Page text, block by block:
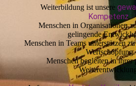
Weiterbildung ist unsere
Kompetenz.
Menschen in Organisationen
gelingende
Menschen in Teams unterstützen
Wertschöpfung.
Menschen begleiten in ihrer